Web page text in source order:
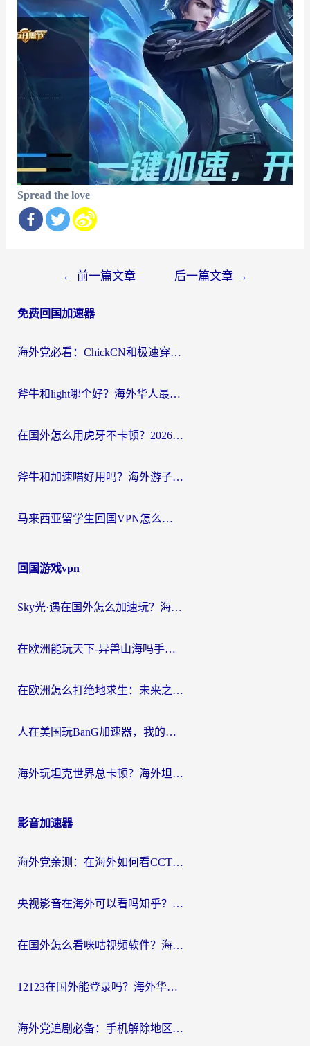
Spread the love
导
← 前一篇文章 后一篇文章 →
免费回国加速器
海外党必看：ChickCN和极速穿梭VPN好用吗？3招教你选对回国加速器无缝刷国内资源
斧牛和light哪个好？海外华人最关心的回国加速器选择难题，一篇讲透
在国外怎么用虎牙不卡顿？2026海外华人亲测有效的回国加速器选择指南
斧牛和加速喵好用吗？海外游子的真实选择困境
马来西亚留学生回国VPN怎么选？3个避坑点+1款实测好用的加速器推荐
回国游戏vpn
Sky光·遇在国外怎么加速玩？海外党亲测有效的国服游戏加速指南
在欧洲能玩天下-异兽山海吗手游？海外玩家的加速器生存指南
在欧洲怎么打绝地求生：未来之役不卡？留学生亲测的加速器避坑指南
人在美国玩BanG加速器，我的延迟终于绿了
海外玩坦克世界总卡顿？海外坦克世界加速器有哪些？实测好用的选择在这里
影音加速器
海外党亲测：在海外如何看CCTV？告别“仅限大陆播放”的实用指南
央视影音在海外可以看吗知乎？留学生亲测：3步解决地域限制+追剧自由
在国外怎么看咪咕视频软件？海外党亲测有效的回国加速方案
12123在国外能登录吗？海外华人必看的回国加速实用指南
海外党追剧必备：手机解除地区限制app怎么选？解决央视视频&国内剧地区限制全指南